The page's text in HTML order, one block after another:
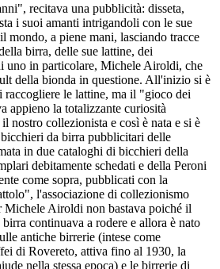
recitava una pubblicità: disseta,
i suoi amanti intrigandoli con le sue
mondo, a piene mani, lasciando tracce
birra, delle sue lattine, dei
uno in particolare, Michele Airoldi, che
della bionda in questione. All'inizio si è
raccogliere le lattine, ma il "gioco dei
appieno la totalizzante curiosità
nostro collezionista e così è nata e si è
da birra pubblicitari delle
in due cataloghi di bicchieri della
debitamente schedati e della Peroni
come sopra, pubblicati con la
l'associazione di collezionismo
Airoldi non bastava poiché il
continuava a rodere e allora è nato
antiche birrerie (intese come
di Rovereto, attiva fino al 1930, la
nella stessa epoca) e le birrerie di